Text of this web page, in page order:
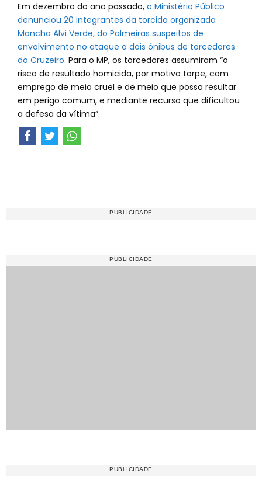
Em dezembro do ano passado, o Ministério Público
denunciou 20 integrantes da torcida organizada
Mancha Alvi Verde, do Palmeiras suspeitos de
envolvimento no ataque a dois ônibus de torcedores
do Cruzeiro. Para o MP, os torcedores assumiram “o
risco de resultado homicida, por motivo torpe, com
emprego de meio cruel e de meio que possa resultar
em perigo comum, e mediante recurso que dificultou
a defesa da vítima”.